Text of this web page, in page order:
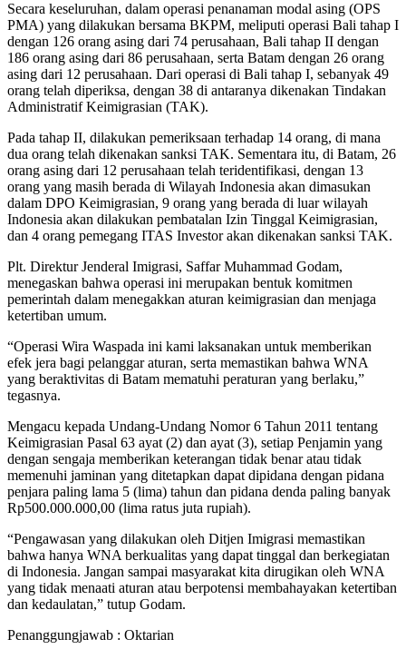
Secara keseluruhan, dalam operasi penanaman modal asing (OPS
PMA) yang dilakukan bersama BKPM, meliputi operasi Bali tahap I
dengan 126 orang asing dari 74 perusahaan, Bali tahap II dengan
186 orang asing dari 86 perusahaan, serta Batam dengan 26 orang
asing dari 12 perusahaan. Dari operasi di Bali tahap I, sebanyak 49
orang telah diperiksa, dengan 38 di antaranya dikenakan Tindakan
Administratif Keimigrasian (TAK).
Pada tahap II, dilakukan pemeriksaan terhadap 14 orang, di mana
dua orang telah dikenakan sanksi TAK. Sementara itu, di Batam, 26
orang asing dari 12 perusahaan telah teridentifikasi, dengan 13
orang yang masih berada di Wilayah Indonesia akan dimasukan
dalam DPO Keimigrasian, 9 orang yang berada di luar wilayah
Indonesia akan dilakukan pembatalan Izin Tinggal Keimigrasian,
dan 4 orang pemegang ITAS Investor akan dikenakan sanksi TAK.
Plt. Direktur Jenderal Imigrasi, Saffar Muhammad Godam,
menegaskan bahwa operasi ini merupakan bentuk komitmen
pemerintah dalam menegakkan aturan keimigrasian dan menjaga
ketertiban umum.
“Operasi Wira Waspada ini kami laksanakan untuk memberikan
efek jera bagi pelanggar aturan, serta memastikan bahwa WNA
yang beraktivitas di Batam mematuhi peraturan yang berlaku,”
tegasnya.
Mengacu kepada Undang-Undang Nomor 6 Tahun 2011 tentang
Keimigrasian Pasal 63 ayat (2) dan ayat (3), setiap Penjamin yang
dengan sengaja memberikan keterangan tidak benar atau tidak
memenuhi jaminan yang ditetapkan dapat dipidana dengan pidana
penjara paling lama 5 (lima) tahun dan pidana denda paling banyak
Rp500.000.000,00 (lima ratus juta rupiah).
“Pengawasan yang dilakukan oleh Ditjen Imigrasi memastikan
bahwa hanya WNA berkualitas yang dapat tinggal dan berkegiatan
di Indonesia. Jangan sampai masyarakat kita dirugikan oleh WNA
yang tidak menaati aturan atau berpotensi membahayakan ketertiban
dan kedaulatan,” tutup Godam.
Penanggungjawab : Oktarian